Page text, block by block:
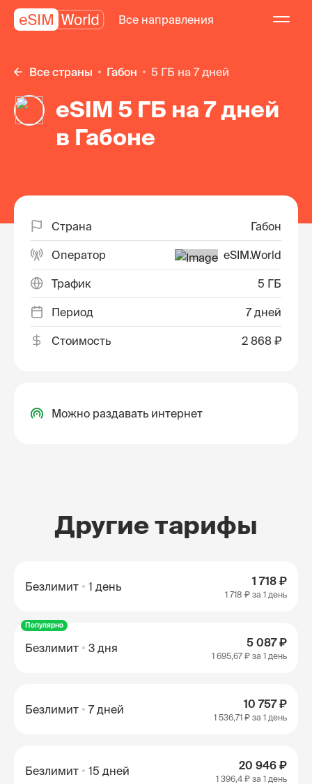
Все направления
Все страны Габон 5 ГБ на 7 дней
eSIM 5 ГБ на 7 дней
в Габоне
Страна Габон
Оператор eSIM.World
Трафик 5 ГБ
Период 7 дней
Стоимость 2 868 ₽
Можно раздавать интернет
Другие тарифы
Безлимит 1 день 1 718 ₽
1 718 ₽ за 1 день
Популярно
Безлимит 3 дня 5 087 ₽
1 695,67 ₽ за 1 день
Безлимит 7 дней 10 757 ₽
1 536,71 ₽ за 1 день
Безлимит 15 дней 20 946 ₽
1 396,4 ₽ за 1 день